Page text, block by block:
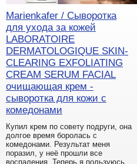
Marienkafer / Сыворотка
для ухода за кожей
LABORATOIRE
DERMATOLOGIQUE SKIN-
CLEARING EXFOLIATING
CREAM SERUM FACIAL
очищающая крем -
сыворотка для кожи с
комедонами
Купил крем по совету подруги, она
долгое время боролась с
комедонами. Результат меня
поразил, у неё прошли все
воспаления. Теперь я пользуюсь